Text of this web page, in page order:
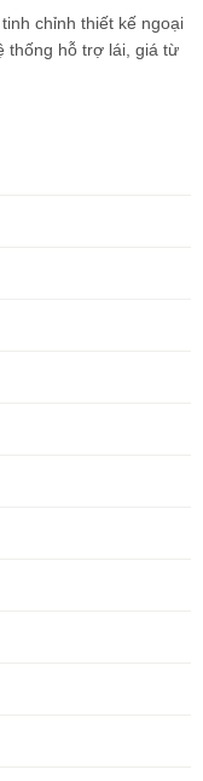
chỉnh thiết kế ngoại
thống hỗ trợ lái, giá từ